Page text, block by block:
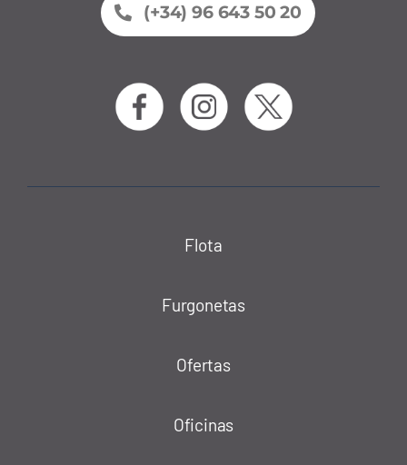
(+34) 96 643 50 20
Flota
Furgonetas
Ofertas
Oficinas